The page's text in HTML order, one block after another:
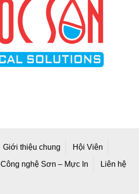
Giới thiệu chung Hội Viên
Công nghệ Sơn – Mực In Liên hệ